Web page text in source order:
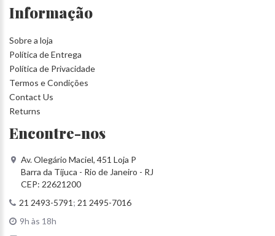
Informação
Sobre a loja
Política de Entrega
Política de Privacidade
Termos e Condições
Contact Us
Returns
Encontre-nos
Av. Olegário Maciel, 451 Loja P
Barra da Tijuca - Rio de Janeiro - RJ
CEP: 22621200
21 2493-5791 ; 21 2495-7016
9h às 18h